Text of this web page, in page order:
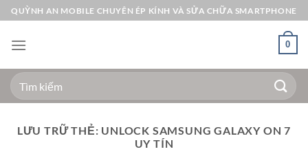
Bỏ
qua
nội
QUỲNH AN MOBILE CHUYÊN ÉP KÍNH VÀ SỬA CHỮA SMARTPHONE
0
Tìm
kiếm:
LƯU TRỮ THẺ: UNLOCK SAMSUNG GALAXY ON 7
UY TÍN